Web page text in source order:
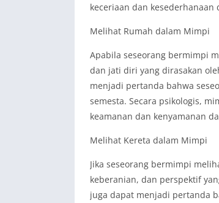
keceriaan dan kesederhanaan
Melihat Rumah dalam Mimpi
Apabila seseorang bermimpi
dan jati diri yang dirasakan
menjadi pertanda bahwa
semesta. Secara psikologis,
keamanan dan kenyamanan
Melihat Kereta dalam Mimpi
Jika seseorang bermimpi
keberanian, dan perspektif
juga dapat menjadi pertanda